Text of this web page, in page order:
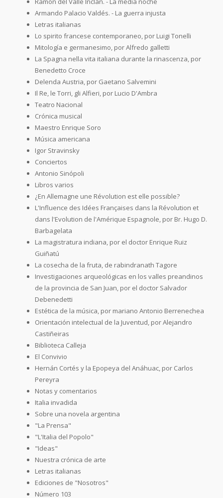
Armando Palacio Valdés. - La guerra injusta
Letras italianas
Lo spirito francese contemporaneo, por Luigi Tonelli
Mitología e germanesimo, por Alfredo galletti
La Spagna nella vita italiana durante la rinascenza, por
Benedetto Croce
Delenda Austria, por Gaetano Salvemini
Il Re, le Torri, gli Alfieri, por Lucio D'Ambra
Teatro Nacional
Crónica musical
Maestro Enrique Soro
Música americana
Igor Stravinsky
Conciertos
Antonio Sinópoli
Libros varios
¿En Allemagne une Révolution est elle possible?
L'Influence des Idées Françaises dans la Révolution et
dans l'Evolution de l'Amérique Espagnole, por Br. Hugo D.
Barbagelata
La magistratura indiana, por el doctor Enrique Ruiz
Guiñatú
La cosecha de la fruta, de rabindranath Tagore
Investigaciones arqueológicas en los valles preandinos
de la provincia de San Juan, por el doctor Salvador
Debenedetti
Estética de la música, por mariano Antonio Berrenechea
Orientación intelectual de la Juventud, por Alejandro
Castiñeiras
Biblioteca Calleja
El Convivio
Hernán Cortés y la Epopeya del Anáhuac, por Carlos
Pereyra
Notas y comentarios
Italia invadida
Sobre una novela argentina
"La Prensa"
"L'Italia del Popolo"
"Ideas"
Nuestra crónica de arte
Letras italianas
Ediciones de "Nosotros"
Número 103